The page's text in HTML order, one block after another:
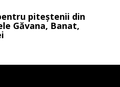
piteștenii din
Găvana, Banat,